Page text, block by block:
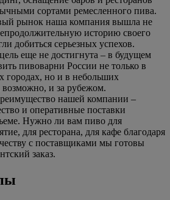
сортами ремесленного пива.
рынок наша компания вышла не
историю своего
добиться серьезных успехов.
еще не достигнута – в будущем
пивоварни России не только в
городах, но и в небольших
и за рубежом.
нашей компании –
и оперативные поставки
Нужно ли вам пиво для
для ресторана, для кафе благодаря
с поставщиками мы готовы
заказ.